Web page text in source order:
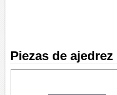
Piezas de